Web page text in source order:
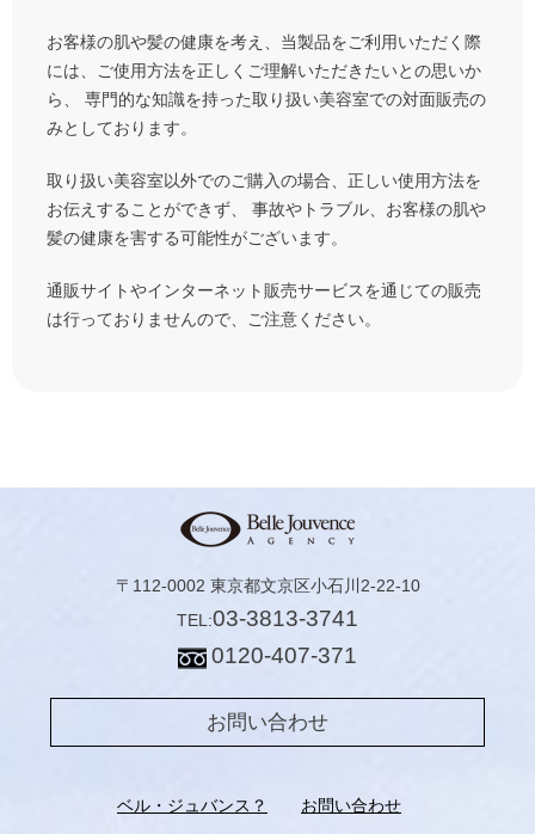
お客様の肌や髪の健康を考え、当製品をご利用いただく際
には、ご使用方法を正しくご理解いただきたいとの思いか
ら、
専門的な知識を持った取り扱い美容室での対面販売の
みとしております。
取り扱い美容室以外でのご購入の場合、正しい使用方法を
お伝えすることができず、 事故やトラブル、お客様の肌や
髪の健康を害する可能性がございます。
通販サイトやインターネット販売サービスを通じての販売
は行っておりませんので、ご注意ください。
〒112-0002 東京都文京区小石川2-22-10
TEL:03-3813-3741
0120-407-371
お問い合わせ
ベル・ジュバンス？ お問い合わせ